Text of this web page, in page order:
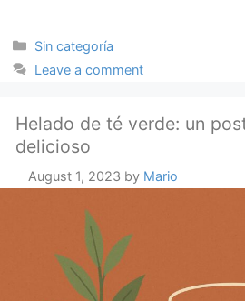
Categories
Sin categoría
Leave a comment
Helado de té verde: un
delicioso
August 1, 2023 by Mario